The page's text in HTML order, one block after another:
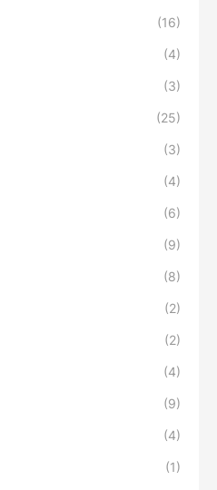
(16)
(4)
(3)
(25)
(3)
(4)
(6)
(9)
(8)
(2)
(2)
(4)
(9)
(4)
(1)